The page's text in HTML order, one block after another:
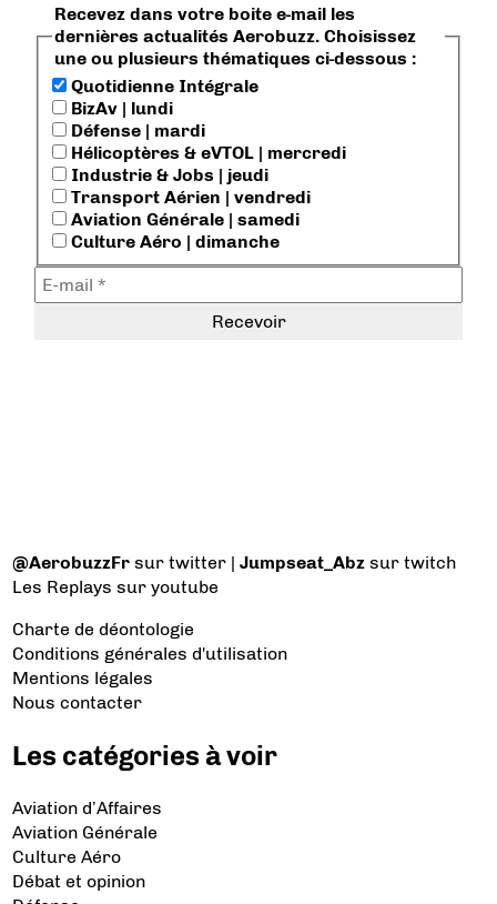
Recevez dans votre boite e-mail les
dernières actualités Aerobuzz. Choisissez
une ou plusieurs thématiques ci-dessous :
Quotidienne Intégrale
BizAv | lundi
Défense | mardi
Hélicoptères & eVTOL | mercredi
Industrie & Jobs | jeudi
Transport Aérien | vendredi
Aviation Générale | samedi
Culture Aéro | dimanche
@AerobuzzFr sur twitter |Jumpseat_Abz sur twitch
Les Replays sur youtube
Charte de déontologie
Conditions générales d'utilisation
Mentions légales
Nous contacter
Les catégories à voir
Aviation d’Affaires
Aviation Générale
Culture Aéro
Débat et opinion